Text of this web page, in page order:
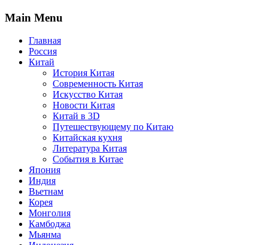
Main Menu
Главная
Россия
Китай
История Китая
Современность Китая
Искусство Китая
Новости Китая
Китай в 3D
Путешествующему по Китаю
Китайская кухня
Литература Китая
События в Китае
Япония
Индия
Вьетнам
Корея
Монголия
Камбоджа
Мьянма